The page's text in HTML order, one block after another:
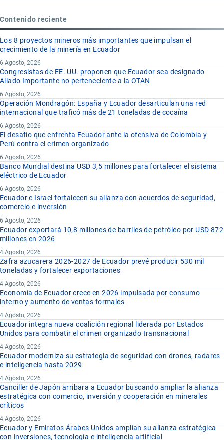
Contenido reciente
Los 8 proyectos mineros más importantes que impulsan el
crecimiento de la minería en Ecuador
6 Agosto, 2026
Congresistas de EE. UU. proponen que Ecuador sea designado
Aliado Importante no perteneciente a la OTAN
6 Agosto, 2026
Operación Mondragón: España y Ecuador desarticulan una red
internacional que traficó más de 21 toneladas de cocaína
6 Agosto, 2026
El desafío que enfrenta Ecuador ante la ofensiva de Colombia y
Perú contra el crimen organizado
6 Agosto, 2026
Banco Mundial destina USD 3,5 millones para fortalecer el sistema
eléctrico de Ecuador
6 Agosto, 2026
Ecuador e Israel fortalecen su alianza con acuerdos de seguridad,
comercio e inversión
6 Agosto, 2026
Ecuador exportará 10,8 millones de barriles de petróleo por USD 872
millones en 2026
4 Agosto, 2026
Zafra azucarera 2026-2027 de Ecuador prevé producir 530 mil
toneladas y fortalecer exportaciones
4 Agosto, 2026
Economía de Ecuador crece en 2026 impulsada por consumo
interno y aumento de ventas formales
4 Agosto, 2026
Ecuador integra nueva coalición regional liderada por Estados
Unidos para combatir el crimen organizado transnacional
4 Agosto, 2026
Ecuador moderniza su estrategia de seguridad con drones, radares
e inteligencia hasta 2029
4 Agosto, 2026
Canciller de Japón arribara a Ecuador buscando ampliar la alianza
estratégica con comercio, inversión y cooperación en minerales
críticos
4 Agosto, 2026
Ecuador y Emiratos Árabes Unidos amplían su alianza estratégica
con inversiones, tecnología e inteligencia artificial